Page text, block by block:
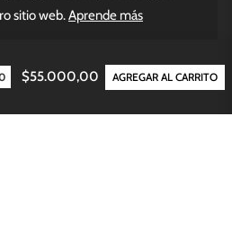
$55.000,00 AGREGAR AL CARRITO
sitio web.Aprende más